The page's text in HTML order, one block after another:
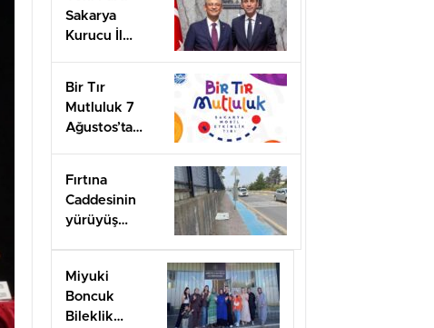
başladı
Sakarya
Kurucu İl
Bir Tır
Mutluluk 7
Ağustos’ta
Fırtına
Caddesinin
yürüyüş
Miyuki
Boncuk
Bileklik